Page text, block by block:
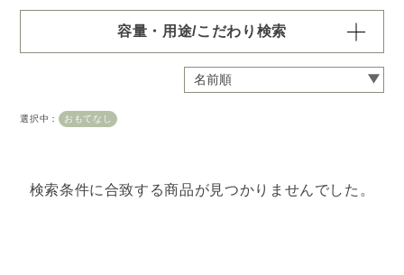
容量・用途/こだわり検索
用途・機能・種類 の項目ごとに選択肢からひとつずつ選
択できます。選択するたびに絞り込まれていき、項目内で
・絞込み条件を変更したいときは「クリア」で一度すべてリ
オイル10ml 大容量オイル250/450ml
選択中： おもてなし
検索条件に合致する商品が見つかりませんでした。